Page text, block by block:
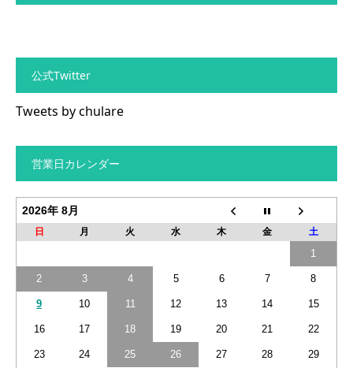
公式Twitter
Tweets by chulare
営業日カレンダー
2026年 8月
日 月 火 水 木 金 土
1
2 3 4 5 6 7 8
9 10 11 12 13 14 15
16 17 18 19 20 21 22
23 24 25 26 27 28 29